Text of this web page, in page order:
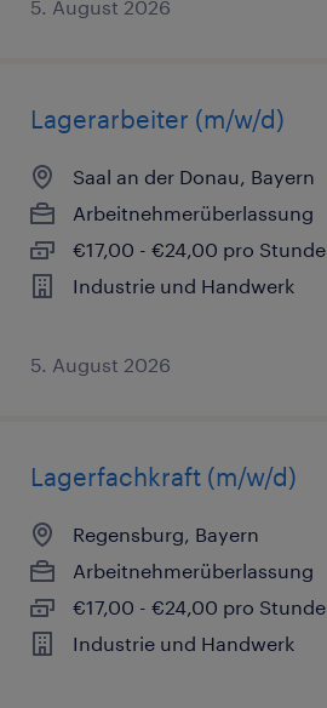
5. August 2026
Lagerarbeiter (m/w/d)
Saal an der Donau, Bayern
Arbeitnehmerüberlassung
€17,00 - €24,00 pro Stunde
Industrie und Handwerk
5. August 2026
Lagerfachkraft (m/w/d)
Regensburg, Bayern
Arbeitnehmerüberlassung
€17,00 - €24,00 pro Stunde
Industrie und Handwerk